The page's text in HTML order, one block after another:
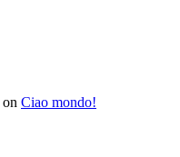
on Ciao mondo!